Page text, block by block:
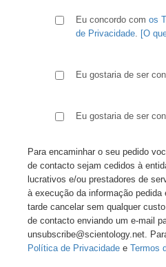
Eu concordo com os
de Privacidade. [O
Eu gostaria de ser
Eu gostaria de ser
Para encaminhar o seu pedido
de contacto sejam cedidos à
lucrativos e/ou prestadores de
à execução da informação
tarde cancelar sem qualquer
de contacto enviando um e-mail
unsubscribe@scientology.net.
Política de Privacidade e Termos